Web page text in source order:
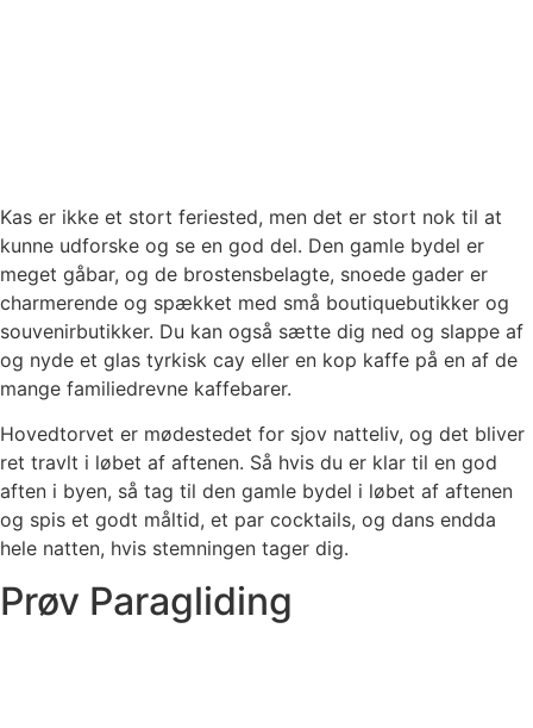
Kas er ikke et stort feriested, men det er stort nok til at
kunne udforske og se en god del. Den gamle bydel er
meget gåbar, og de brostensbelagte, snoede gader er
charmerende og spækket med små boutiquebutikker og
souvenirbutikker. Du kan også sætte dig ned og slappe af
og nyde et glas tyrkisk cay eller en kop kaffe på en af ​​de
mange familiedrevne kaffebarer.
Hovedtorvet er mødestedet for sjov natteliv, og det bliver
ret travlt i løbet af aftenen. Så hvis du er klar til en god
aften i byen, så tag til den gamle bydel i løbet af aftenen
og spis et godt måltid, et par cocktails, og dans endda
hele natten, hvis stemningen tager dig.
Prøv Paragliding